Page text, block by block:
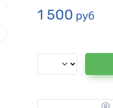
1 500 руб